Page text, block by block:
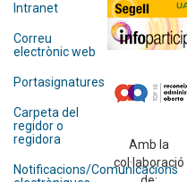
Intranet
Correu
electrònic web
Portasignatures
Carpeta del
regidor o
regidora
Notificacions/Comunicacions
Amb la
col·laboració